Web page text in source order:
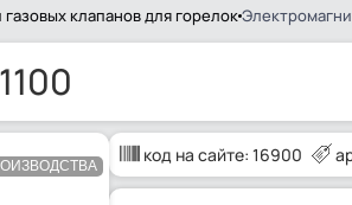
клапанов для горелок
код на сайте: 16900